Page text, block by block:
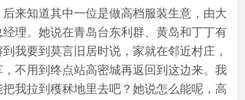
来知道其中一位是做高档服装生意，由大
理。她说在青岛台东利群、黄岛和丁丁有
我要到莫言旧居时说，家就在邻近村庄，
不用到终点站高密城再返回到这边来。我
我拉到穫秫地里去吧？她说怎么能呢，高